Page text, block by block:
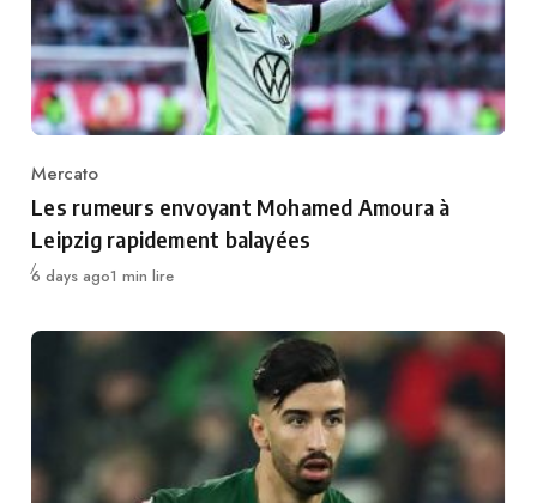
Category
Mercato
Les rumeurs envoyant Mohamed Amoura à
Leipzig rapidement balayées
Publié
6 days ago1 min lire